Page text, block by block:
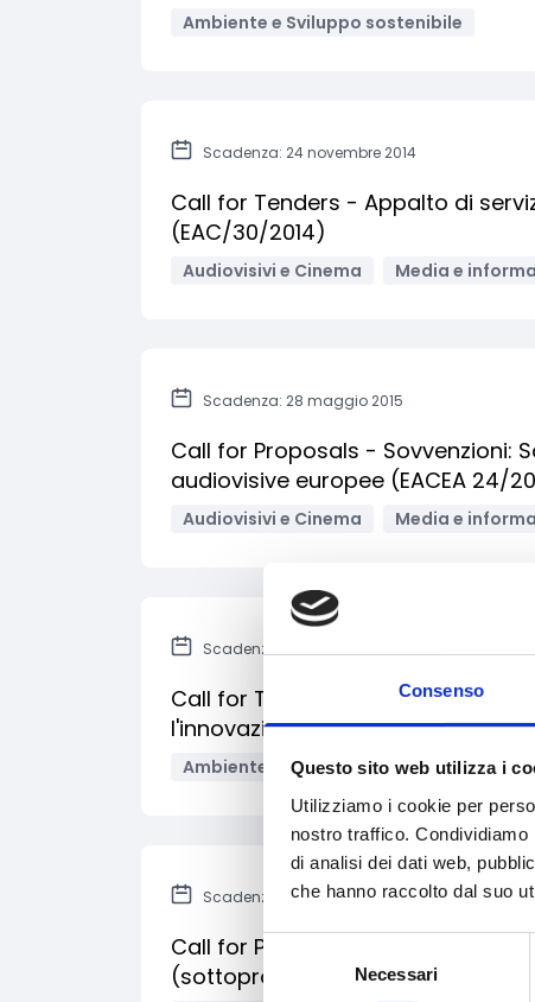
Consenso
Questo sito web utilizza i
Utilizziamo i cookie per
nostro traffico.
di analisi dei dati web,
che hanno raccolto dal suo
Selezione
del
Necessari
Ambiente e Sviluppo sostenibile
Scadenza: 24 novembre 2014
Call for Tenders - Appalto di
(EAC/30/2014)
Audiovisivi e Cinema Media e
Scadenza: 28 maggio 2015
Call for Proposals - Sovvenzioni:
audiovisive europee (EACEA 24/
Audiovisivi e Cinema Media e
Scadenza: 19 maggio 2014
Call for Tenders - Appalto di
l'innovazione in materia di risorse
Ambiente e Sviluppo sostenibile
Scadenza: 16 ottobre 2014
Call for Proposals - Sovvenzione:
(sottoprogramma Ambiente).